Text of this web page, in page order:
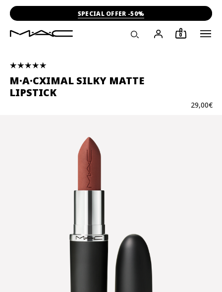
SPECIAL OFFER -50%
0
M·A·CXIMAL SILKY MATTE
LIPSTICK
29,00€